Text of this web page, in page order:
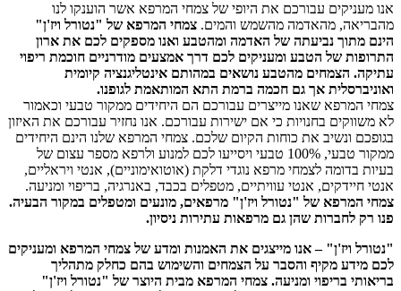
אנו מעניקים עבורכם את היופי של צמחי המרפא אשר הוענקו לנו
מהבריאה, מהאדמה מהשמש והמים. צמחי המרפא של "נטורל ויז'ן"
הינם מתוך נביעתה של האדמה ומהטבע ואנו מספקים לכם את ארון
התרופות של הטבע ומעניקים לכם דרך אמצעים מודרניים חוכמת ריפוי
עתיקה. הצמחים מהטבע נושאים במהותם אינטליגנציה קיומית
ואוניברסלית אך גם חכמה ברמת התא המותאמת לגופנו.
צמחי המרפא שאנו מייצרים עבורכם הם היחידים ממקור טבעי וכאמור
לא משווקים בחנויות כי אם ישירות עבורכם. אנו נחזיר עבורכם את האיזון
בגופכם ונשיב את כוחות הקיום שלכם. צמחי המרפא שלנו הינם היחידים
ממקור טבעי, 100% טבעי ויסייעו לכם למנוע ולרפא מספר עצום של
בעיות בדומה לצמחי מרפא נוגדי דלקת (אוטואימוניים), אנטי ויראליים,
אנטי חיידקים, אנטי עוויתיים, מטפלים בכבד, באנרגיה, בריפוי ומניעה.
צמחי המרפא של "נטורל ויז'ן" מרפאים, מונעים ומטפלים במקור הבעיה.
פנו רק לחברות שהן גם מרפאות עתירות ניסיון.
"נטורל ויז'ן" –אנו מייצגים את האמנות ומדע של צמחי המרפא ומעניקים
לכם מידע מקיף והסבר על הצמחים והשימוש בהם כחלק מתהליך
בריאותי בריפוי ומניעה. צמחי המרפא מבית היוצר של "נטורל ויז'ן"